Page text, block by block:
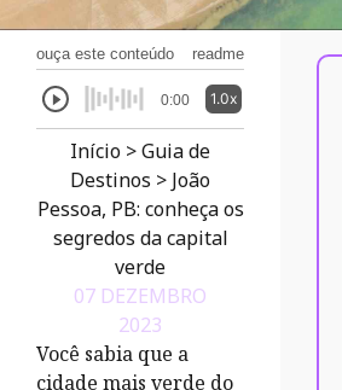
ouça este conteúdo readme
0:00 1.0x
Início >Guia de
Destinos > João
Pessoa, PB: conheça os
segredos da capital
verde
07 DEZEMBRO
2023
Você sabia que a
cidade mais verde do